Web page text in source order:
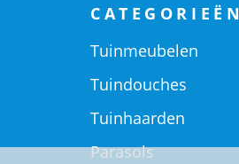
CATEGORIEËN
Tuinmeubelen
Tuindouches
Tuinhaarden
Parasols